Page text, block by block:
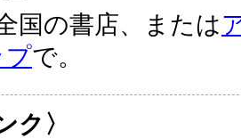
国の書店、または
プで。
ク〉